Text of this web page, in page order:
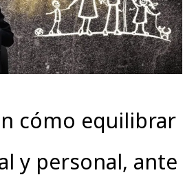
cómo equilibrar
y personal, ante